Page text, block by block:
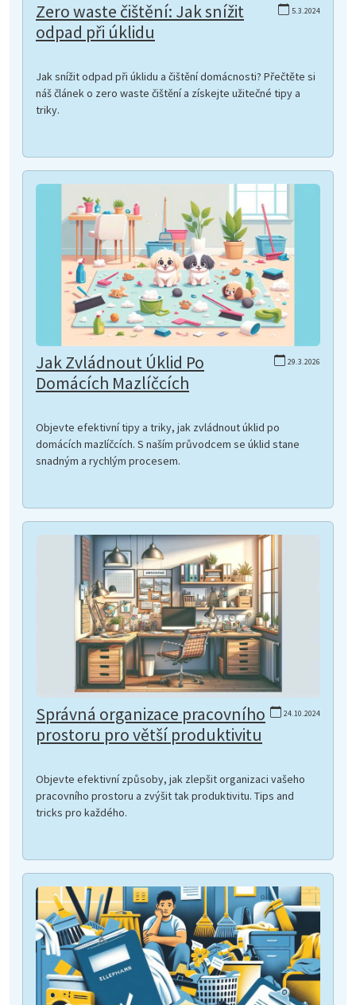
5.3.2024
Zero waste čištění: Jak snížit
odpad při úklidu
Jak snížit odpad při úklidu a čištění domácnosti? Přečtěte si
náš článek o zero waste čištění a získejte užitečné tipy a
triky.
29.3.2026
Jak Zvládnout Úklid Po
Domácích Mazlíčcích
Objevte efektivní tipy a triky, jak zvládnout úklid po
domácích mazlíčcích. S naším průvodcem se úklid stane
snadným a rychlým procesem.
24.10.2024
Správná organizace pracovního
prostoru pro větší produktivitu
Objevte efektivní způsoby, jak zlepšit organizaci vašeho
pracovního prostoru a zvýšit tak produktivitu. Tips and
tricks pro každého.